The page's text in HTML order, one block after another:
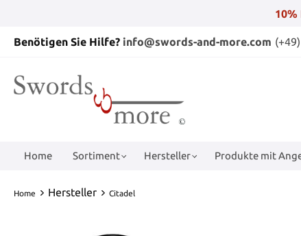
10%
Benötigen Sie Hilfe? info@swords-and-more.com
Home Sortiment Hersteller Produkte mit
Home Hersteller Citadel